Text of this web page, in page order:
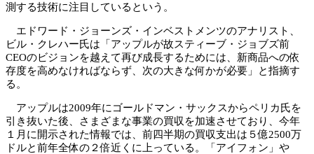
測する技術に注目しているという。
エドワード・ジョーンズ・インベストメンツのアナリスト、
ビル・クレハー氏は「アップルが故スティーブ・ジョブズ前
CEOのビジョンを越えて再び成長するためには、新商品への依
存度を高めなければならず、次の大きな何かが必要」と指摘す
る。
アップルは2009年にゴールドマン・サックスからペリカ氏を
引き抜いた後、さまざまな事業の買収を加速させており、今年
１月に開示された情報では、前四半期の買収支出は５億2500万
ドルと前年全体の２倍近くに上っている。「アイフォン」や